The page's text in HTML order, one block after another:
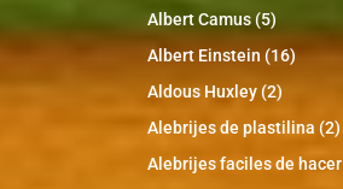
Albert Camus(5)
Albert Einstein (16)
Aldous Huxley(2)
Alebrijes de plastilina (2)
Alebrijes faciles de hacer